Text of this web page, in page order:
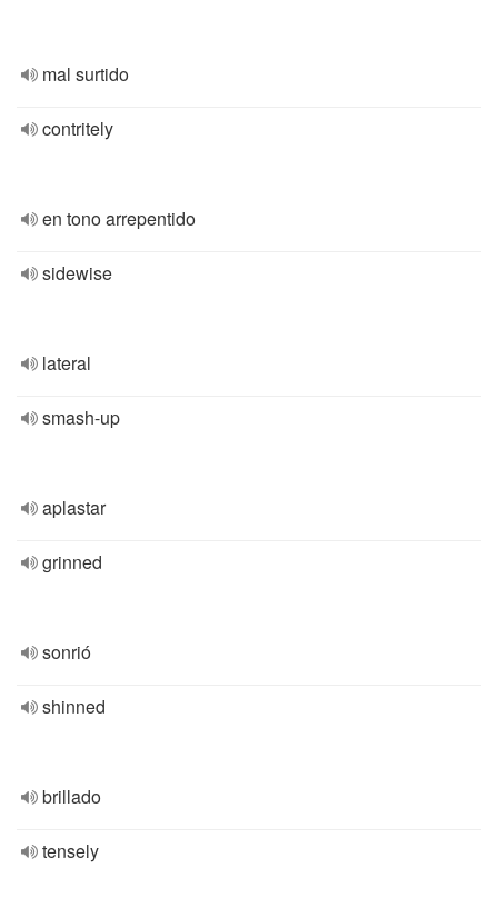
mal surtido
contritely
en tono arrepentido
sidewise
lateral
smash-up
aplastar
grinned
sonrió
shinned
brillado
tensely